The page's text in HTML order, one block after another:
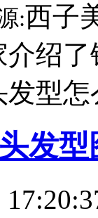
:西子
绍
型
发型